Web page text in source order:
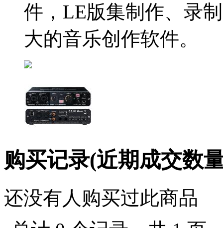
件，LE版集制作、录
大的音乐创作软件。
购买记录(近期成交数
还没有人购买过此商品